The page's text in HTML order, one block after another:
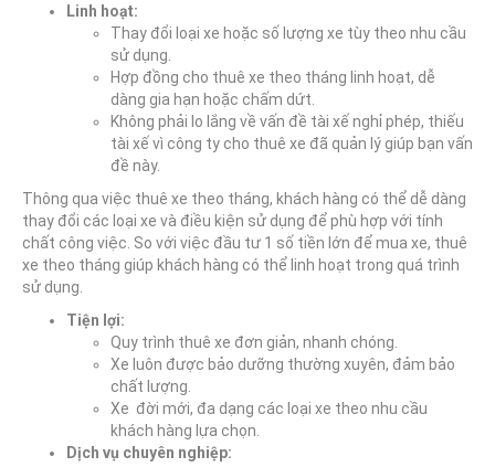
Linh hoạt:
Thay đổi loại xe hoặc số lượng xe tùy theo nhu cầu
sử dụng.
Hợp đồng cho thuê xe theo tháng linh hoạt, dễ
dàng gia hạn hoặc chấm dứt.
Không phải lo lắng về vấn đề tài xế nghỉ phép, thiếu
tài xế vì công ty cho thuê xe đã quản lý giúp bạn vấn
đề này.
Thông qua việc thuê xe theo tháng, khách hàng có thể dễ dàng
thay đổi các loại xe và điều kiện sử dụng để phù hợp với tính
chất công việc. So với việc đầu tư 1 số tiền lớn để mua xe, thuê
xe theo tháng giúp khách hàng có thể linh hoạt trong quá trình
sử dụng.
Tiện lợi:
Quy trình thuê xe đơn giản, nhanh chóng.
Xe luôn được bảo dưỡng thường xuyên, đảm bảo
chất lượng.
Xe đời mới, đa dạng các loại xe theo nhu cầu
khách hàng lựa chọn.
Dịch vụ chuyên nghiệp: